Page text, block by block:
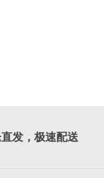
发，极速配送